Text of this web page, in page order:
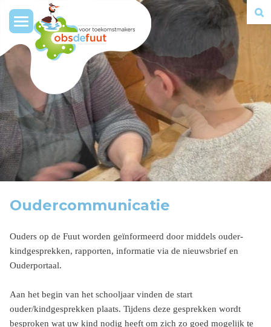
Toggle
navigation
Oudercommunicatie
Ouders op de Fuut worden geïnformeerd door middels ouder-
kindgesprekken, rapporten, informatie via de nieuwsbrief en
Ouderportaal.
Aan het begin van het schooljaar vinden de start
ouder/kindgesprekken plaats. Tijdens deze gesprekken wordt
besproken wat uw kind nodig heeft om zich zo goed mogelijk te